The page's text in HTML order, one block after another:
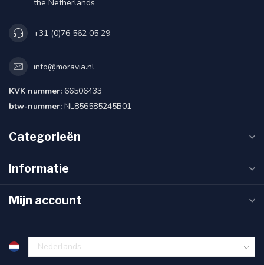
the Netherlands
+31 (0)76 562 05 29
info@moravia.nl
KVK nummer: 66506433
btw-nummer: NL856585245B01
Categorieën
Informatie
Mijn account